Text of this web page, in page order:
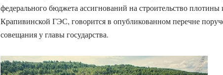
федерального бюджета ассигнований на строительство
Крапивинской ГЭС, говорится в опубликованном перечне
совещания у главы государства.